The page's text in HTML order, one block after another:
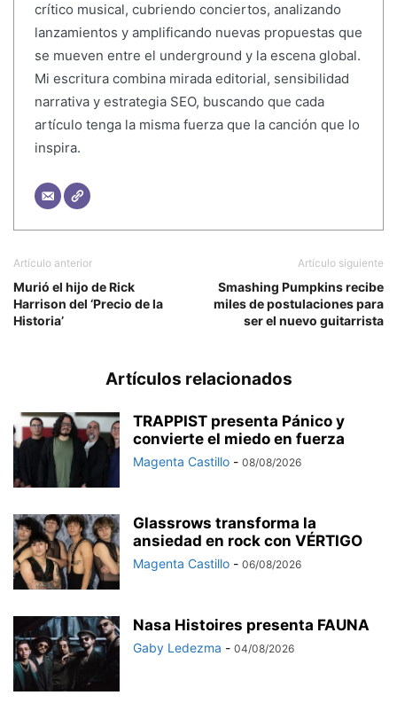
crítico musical, cubriendo conciertos, analizando
lanzamientos y amplificando nuevas propuestas que
se mueven entre el underground y la escena global.
Mi escritura combina mirada editorial, sensibilidad
narrativa y estrategia SEO, buscando que cada
artículo tenga la misma fuerza que la canción que lo
inspira.
Artículo anterior
Murió el hijo de Rick
Harrison del ‘Precio de la
Historia’
Artículo siguiente
Smashing Pumpkins recibe
miles de postulaciones para
ser el nuevo guitarrista
Artículos relacionados
TRAPPIST presenta Pánico y
convierte el miedo en fuerza
Magenta Castillo - 08/08/2026
Glassrows transforma la
ansiedad en rock con VÉRTIGO
Magenta Castillo - 06/08/2026
Nasa Histoires presenta FAUNA
Gaby Ledezma - 04/08/2026